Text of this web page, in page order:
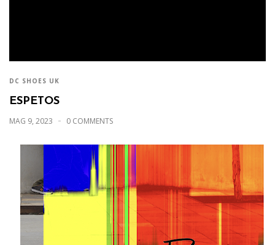
DC SHOES UK
ESPETOS
MAG 9, 2023 0 COMMENTS